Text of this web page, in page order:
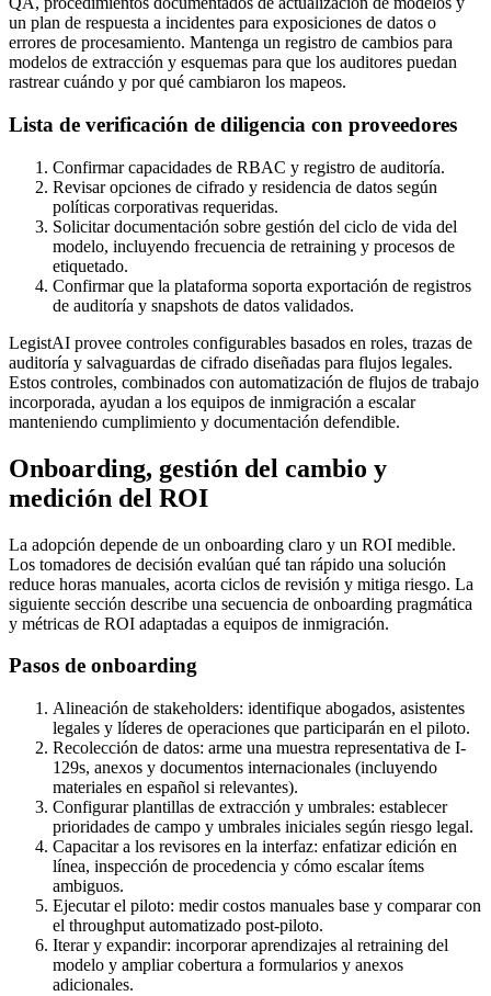
un plan de respuesta a incidentes para exposiciones de datos o
errores de procesamiento. Mantenga un registro de cambios para
modelos de extracción y esquemas para que los auditores puedan
rastrear cuándo y por qué cambiaron los mapeos.
Lista de verificación de diligencia con proveedores
Confirmar capacidades de RBAC y registro de auditoría.
Revisar opciones de cifrado y residencia de datos según
políticas corporativas requeridas.
Solicitar documentación sobre gestión del ciclo de vida del
modelo, incluyendo frecuencia de retraining y procesos de
etiquetado.
Confirmar que la plataforma soporta exportación de registros
de auditoría y snapshots de datos validados.
LegistAI provee controles configurables basados en roles, trazas de
auditoría y salvaguardas de cifrado diseñadas para flujos legales.
Estos controles, combinados con automatización de flujos de trabajo
incorporada, ayudan a los equipos de inmigración a escalar
manteniendo cumplimiento y documentación defendible.
Onboarding, gestión del cambio y
medición del ROI
La adopción depende de un onboarding claro y un ROI medible.
Los tomadores de decisión evalúan qué tan rápido una solución
reduce horas manuales, acorta ciclos de revisión y mitiga riesgo. La
siguiente sección describe una secuencia de onboarding pragmática
y métricas de ROI adaptadas a equipos de inmigración.
Pasos de onboarding
Alineación de stakeholders: identifique abogados, asistentes
legales y líderes de operaciones que participarán en el piloto.
Recolección de datos: arme una muestra representativa de I-
129s, anexos y documentos internacionales (incluyendo
materiales en español si relevantes).
Configurar plantillas de extracción y umbrales: establecer
prioridades de campo y umbrales iniciales según riesgo legal.
Capacitar a los revisores en la interfaz: enfatizar edición en
línea, inspección de procedencia y cómo escalar ítems
ambiguos.
Ejecutar el piloto: medir costos manuales base y comparar con
el throughput automatizado post-piloto.
Iterar y expandir: incorporar aprendizajes al retraining del
modelo y ampliar cobertura a formularios y anexos
adicionales.